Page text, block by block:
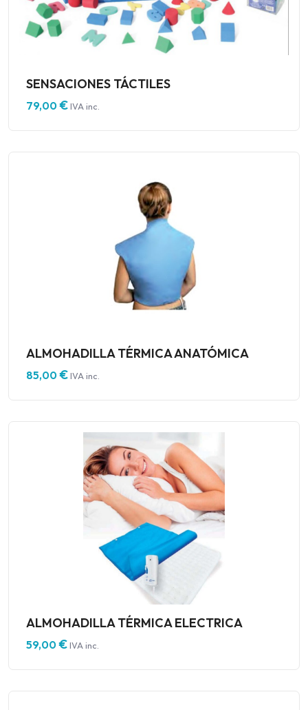
SENSACIONES TÁCTILES
79,00€IVA inc.
ALMOHADILLA TÉRMICA ANATÓMICA
85,00€IVA inc.
ALMOHADILLA TÉRMICA ELECTRICA
59,00€IVA inc.